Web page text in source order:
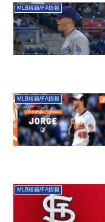
MLB移籍/FA情報
MLB移籍/FA情報
MLB移籍/FA情報